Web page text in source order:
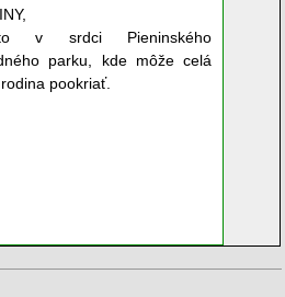
v srdci Pieninského
parku, kde môže celá
pookriať.